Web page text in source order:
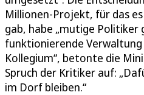
Millionen-Projekt, für das
gab, habe „mutige Politiker
funktionierende
Kollegium“, betonte die
Spruch der Kritiker auf:
im Dorf bleiben.“